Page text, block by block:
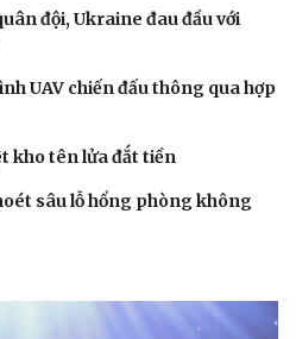
đội, Ukraine đau đầu với
UAV chiến đấu thông qua hợp
kho tên lửa đắt tiền
sâu lỗ hổng phòng không